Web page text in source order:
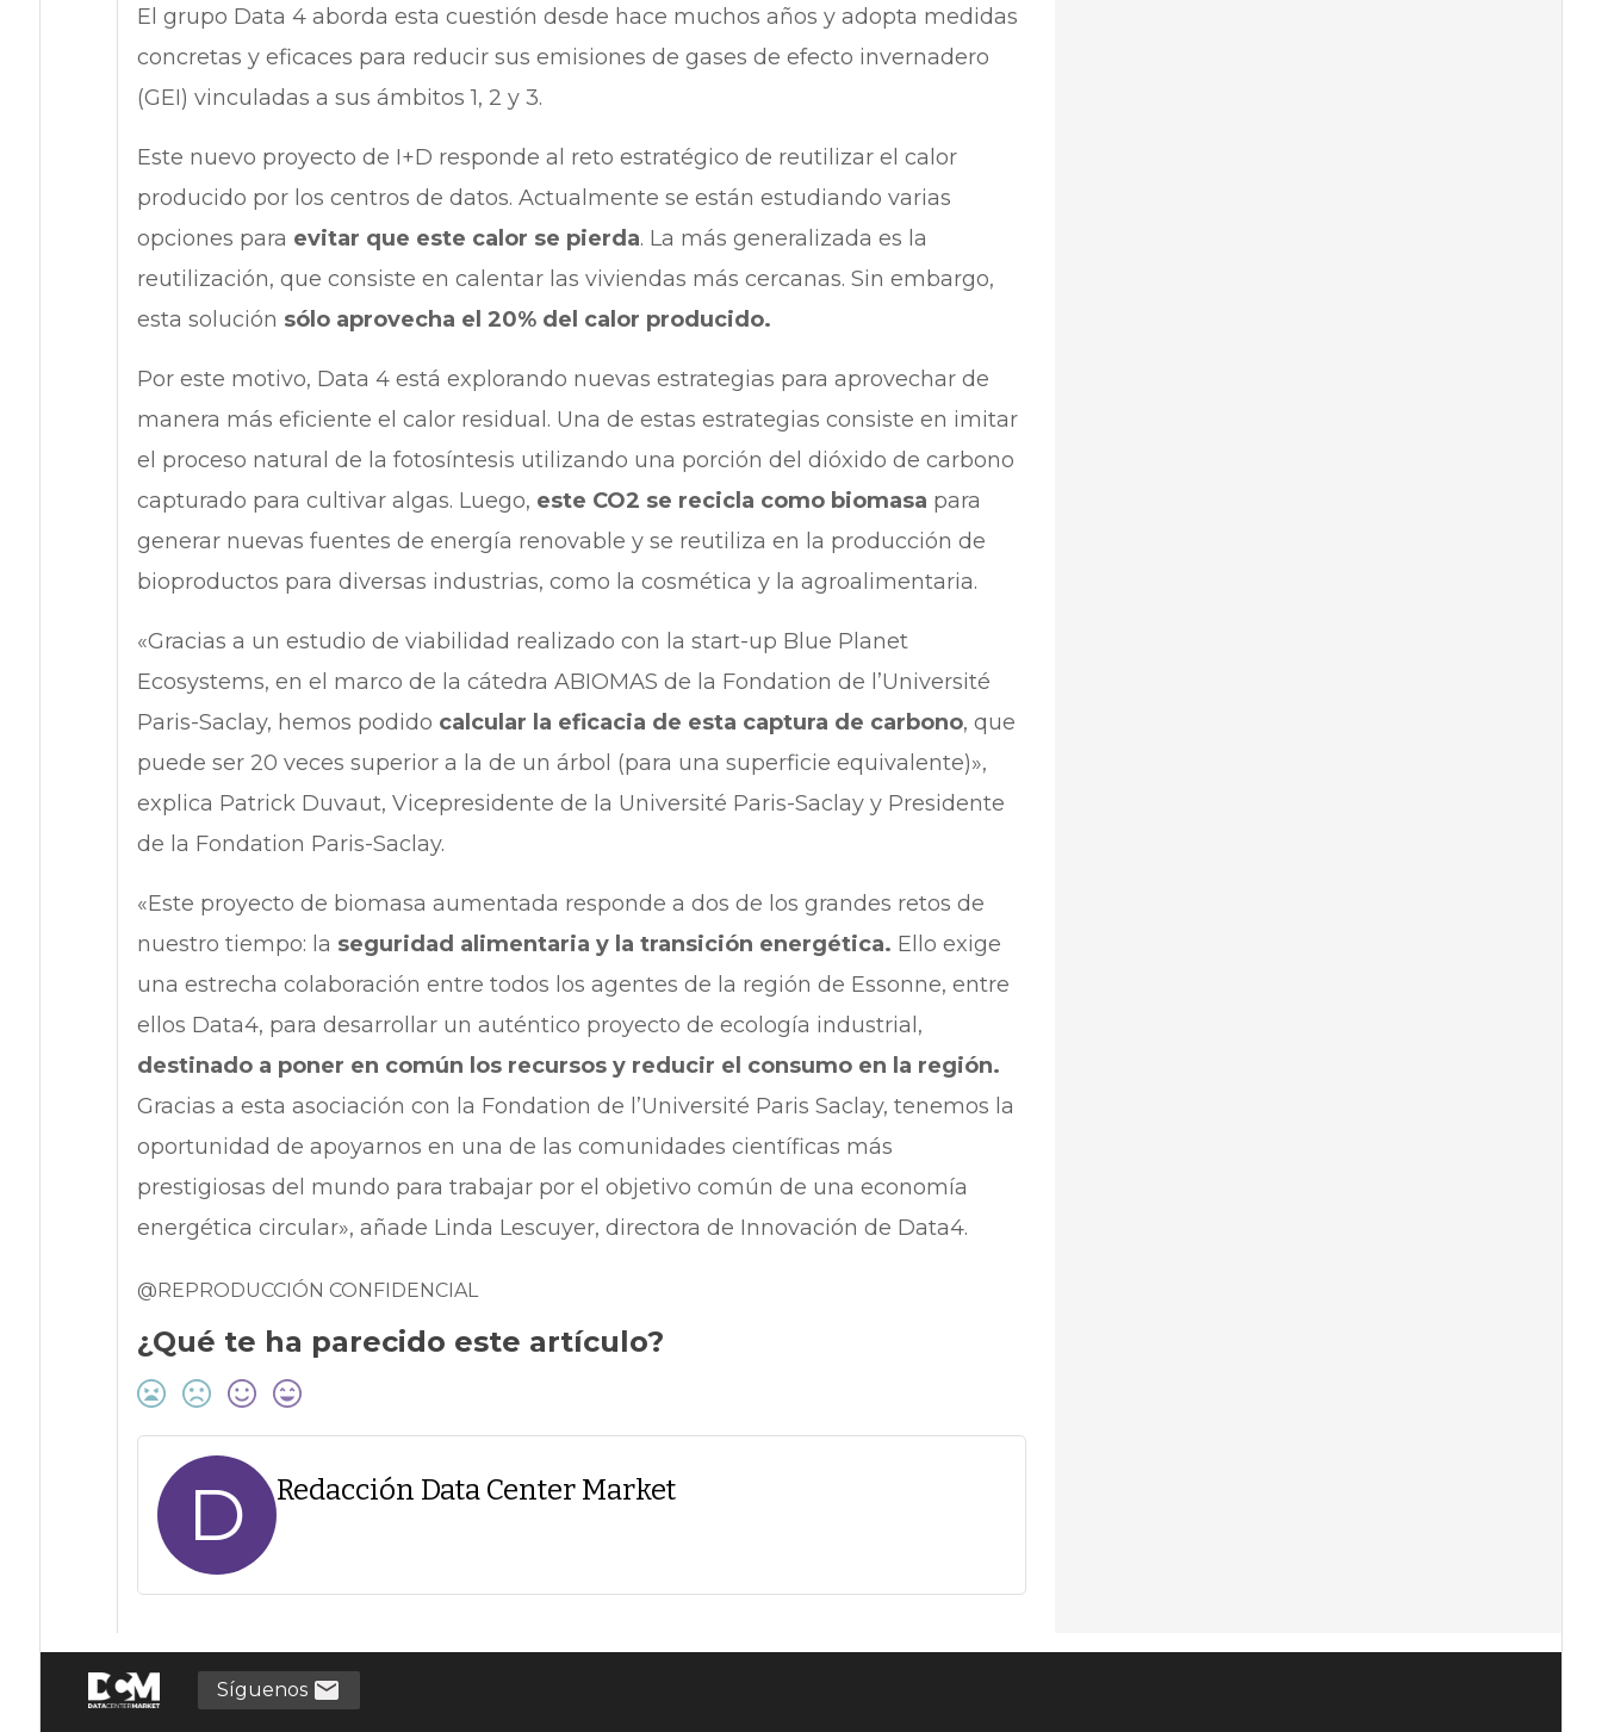
El grupo Data 4 aborda esta cuestión desde hace muchos años y adopta medidas
concretas y eficaces para reducir sus emisiones de gases de efecto invernadero
(GEI) vinculadas a sus ámbitos 1, 2 y 3.
Este nuevo proyecto de I+D responde al reto estratégico de reutilizar el calor
producido por los centros de datos. Actualmente se están estudiando varias
opciones para evitar que este calor se pierda. La más generalizada es la
reutilización, que consiste en calentar las viviendas más cercanas. Sin embargo,
esta solución sólo aprovecha el 20% del calor producido.
Por este motivo, Data 4 está explorando nuevas estrategias para aprovechar de
manera más eficiente el calor residual. Una de estas estrategias consiste en imitar
el proceso natural de la fotosíntesis utilizando una porción del dióxido de carbono
capturado para cultivar algas. Luego, este CO2 se recicla como biomasa para
generar nuevas fuentes de energía renovable y se reutiliza en la producción de
bioproductos para diversas industrias, como la cosmética y la agroalimentaria.
«Gracias a un estudio de viabilidad realizado con la start-up Blue Planet
Ecosystems, en el marco de la cátedra ABIOMAS de la Fondation de l’Université
Paris-Saclay, hemos podido calcular la eficacia de esta captura de carbono, que
puede ser 20 veces superior a la de un árbol (para una superficie equivalente)»,
explica Patrick Duvaut, Vicepresidente de la Université Paris-Saclay y Presidente
de la Fondation Paris-Saclay.
«Este proyecto de biomasa aumentada responde a dos de los grandes retos de
nuestro tiempo: la seguridad alimentaria y la transición energética. Ello exige
una estrecha colaboración entre todos los agentes de la región de Essonne, entre
ellos Data4, para desarrollar un auténtico proyecto de ecología industrial,
destinado a poner en común los recursos y reducir el consumo en la región.
Gracias a esta asociación con la Fondation de l’Université Paris Saclay, tenemos la
oportunidad de apoyarnos en una de las comunidades científicas más
prestigiosas del mundo para trabajar por el objetivo común de una economía
energética circular», añade Linda Lescuyer, directora de Innovación de Data4.
@REPRODUCCIÓN CONFIDENCIAL
¿Qué te ha parecido este artículo?
D Redacción Data Center Market
Síguenos